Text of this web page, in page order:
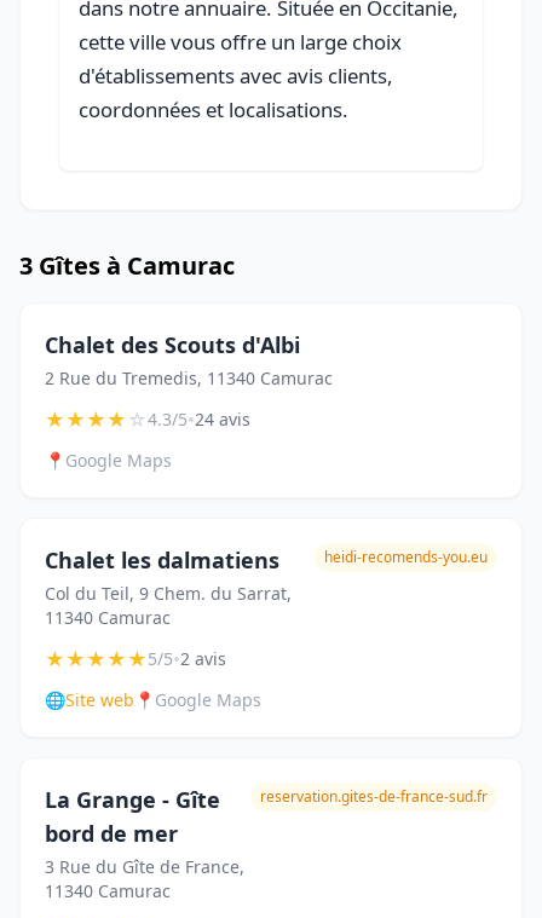
dans notre annuaire. Située en Occitanie,
cette ville vous offre un large choix
d'établissements avec avis clients,
coordonnées et localisations.
3 Gîtes à Camurac
Chalet des Scouts d'Albi
2 Rue du Tremedis, 11340 Camurac
★★★★☆4.3/5•24 avis
📍 Google Maps
Chalet les dalmatiens
Col du Teil, 9 Chem. du Sarrat,
11340 Camurac
heidi-recomends-you.eu
★★★★★5/5•2 avis
🌐Site web 📍 Google Maps
La Grange - Gîte
bord de mer
3 Rue du Gîte de France,
11340 Camurac
reservation.gites-de-france-sud.fr